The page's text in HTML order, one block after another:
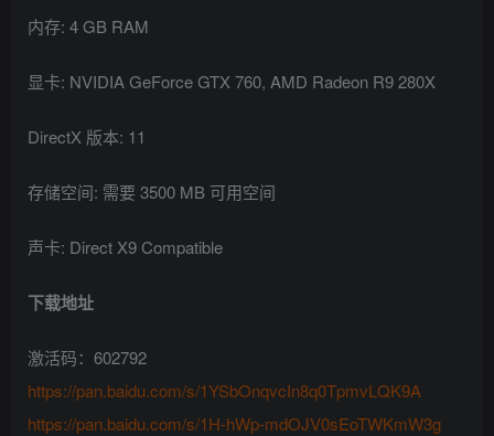
内存: 4 GB RAM
显卡: NVIDIA GeForce GTX 760, AMD Radeon R9 280X
DirectX 版本: 11
存储空间: 需要 3500 MB 可用空间
声卡: Direct X9 Compatible
下载地址
激活码：602792
https://pan.baidu.com/s/1YSbOnqvcIn8q0TpmvLQK9A
https://pan.baidu.com/s/1H-hWp-mdOJV0sEoTWKmW3g